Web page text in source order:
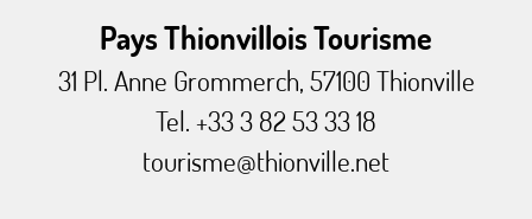
Pays Thionvillois Tourisme
31 Pl. Anne Grommerch, 57100 Thionville
Tel. +33 3 82 53 33 18
tourisme@thionville.net